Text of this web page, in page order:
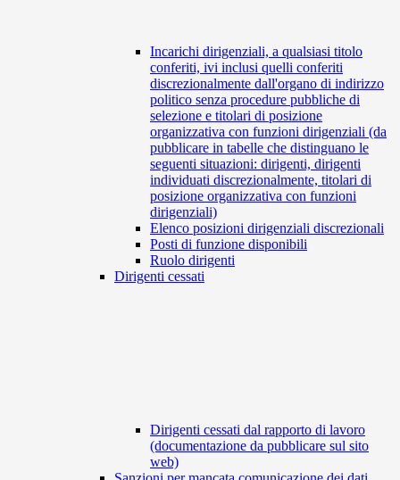
Incarichi dirigenziali, a qualsiasi titolo
conferiti, ivi inclusi quelli conferiti
discrezionalmente dall'organo di indirizzo
politico senza procedure pubbliche di
selezione e titolari di posizione
organizzativa con funzioni dirigenziali (da
pubblicare in tabelle che distinguano le
seguenti situazioni: dirigenti, dirigenti
individuati discrezionalmente, titolari di
posizione organizzativa con funzioni
dirigenziali)
Elenco posizioni dirigenziali discrezionali
Posti di funzione disponibili
Ruolo dirigenti
Dirigenti cessati
Dirigenti cessati dal rapporto di lavoro
(documentazione da pubblicare sul sito
web)